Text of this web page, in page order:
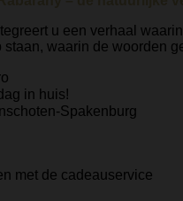
u een verhaal
waarin de woorden
in huis!
Spakenburg
met de cadeauservice